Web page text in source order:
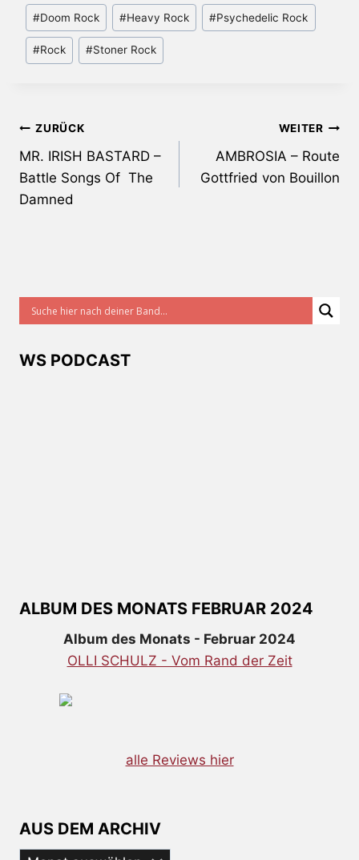
Schlagworte:
#Doom Rock #Heavy Rock #Psychedelic Rock
#Rock #Stoner Rock
Beitragsnavigation
ZURÜCK
MR. IRISH BASTARD –
Battle Songs Of The
Damned
WEITER
AMBROSIA – Route
Gottfried von Bouillon
WS PODCAST
ALBUM DES MONATS FEBRUAR 2024
Album des Monats - Februar 2024
OLLI SCHULZ - Vom Rand der Zeit
alle Reviews hier
AUS DEM ARCHIV